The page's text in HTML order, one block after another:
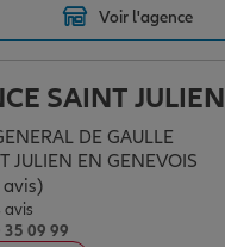
de la vie
Voir l'agence
SAINT JULIEN
DE GAULLE
JULIEN EN GENEVOIS
4.7 sur 5
avis
35 09 99